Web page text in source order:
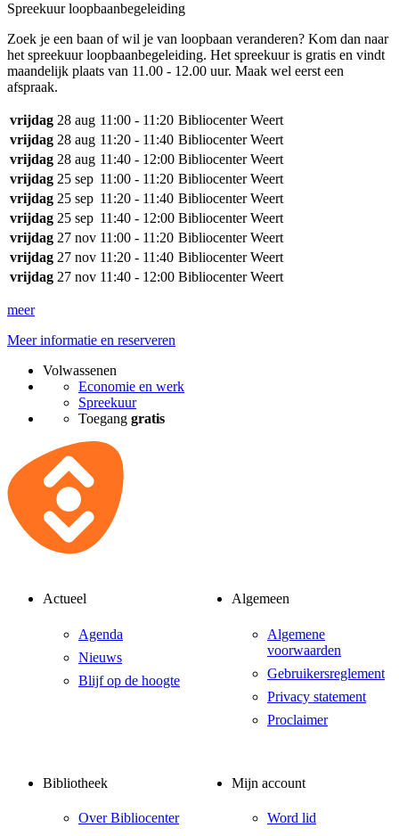
Spreekuur loopbaanbegeleiding
Zoek je een baan of wil je van loopbaan veranderen? Kom dan naar
het spreekuur loopbaanbegeleiding. Het spreekuur is gratis en vindt
maandelijk plaats van 11.00 - 12.00 uur. Maak wel eerst een
afspraak.
vrijdag 28 aug 11:00 - 11:20 Bibliocenter Weert
vrijdag 28 aug 11:20 - 11:40 Bibliocenter Weert
vrijdag 28 aug 11:40 - 12:00 Bibliocenter Weert
vrijdag 25 sep 11:00 - 11:20 Bibliocenter Weert
vrijdag 25 sep 11:20 - 11:40 Bibliocenter Weert
vrijdag 25 sep 11:40 - 12:00 Bibliocenter Weert
vrijdag 27 nov 11:00 - 11:20 Bibliocenter Weert
vrijdag 27 nov 11:20 - 11:40 Bibliocenter Weert
vrijdag 27 nov 11:40 - 12:00 Bibliocenter Weert
meer
Meer informatie en reserveren
Volwassenen
Economie en werk
Spreekuur
Toegang gratis
Actueel
Agenda
Nieuws
Blijf op de hoogte
Algemeen
Algemene
voorwaarden
Gebruikersreglement
Privacy statement
Proclaimer
Bibliotheek
Over Bibliocenter
Mijn account
Word lid